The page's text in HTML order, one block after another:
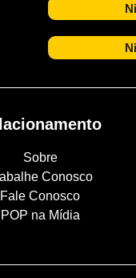
Sobre
Conosco
Fale Conosco
POP na Mídia